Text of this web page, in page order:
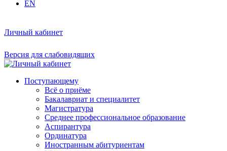
EN
Личный кабинет
Версия для слабовидящих
Поступающему
Всё о приёме
Бакалавриат и специалитет
Магистратура
Среднее профессиональное образование
Аспирантура
Ординатура
Иностранным абитуриентам